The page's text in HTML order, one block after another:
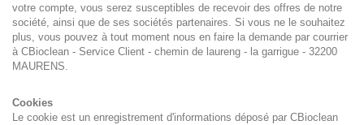
votre compte, vous serez susceptibles de recevoir des offres de notre
société, ainsi que de ses sociétés partenaires. Si vous ne le souhaitez
plus, vous pouvez à tout moment nous en faire la demande par courrier
à CBioclean - Service Client - chemin de laureng - la garrigue - 32200
MAURENS.
Cookies
Le cookie est un enregistrement d'informations déposé par CBioclean